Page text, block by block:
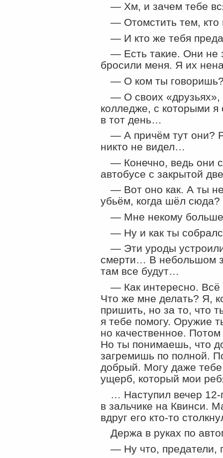
— Хм, и зачем тебе
— Отомстить тем, кто
— И кто же тебя
— Есть такие. Они не
бросили меня. Я их
— О ком ты
— О своих «
колледже, с которыми я
в тот день…
— А причём тут они?
никто не видел…
— Конечно, ведь они
автобусе с закрытой
— Вот оно как. А ты
убьём, когда шёл сюда?
— Мне некому
— Ну и как ты
— Эти уроды
смерти… В небольшом
там все будут…
— Как интересно. Всё
Что же мне делать? Я,
пришить, но за то, что
я тебе помогу. Оружие
но качественное.
Но ты понимаешь, что
загремишь по полной.
добрый. Могу даже
ущерб, который мои
… Наступил вечер
в зальчике на Квинси.
вдруг его кто-то
Держа в руках по
— Ну что, предатели,